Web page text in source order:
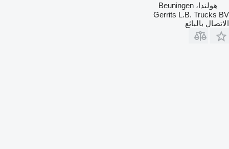
هولندا، Beuningen
Gerrits L.B. Trucks BV
الاتصال بالبائع